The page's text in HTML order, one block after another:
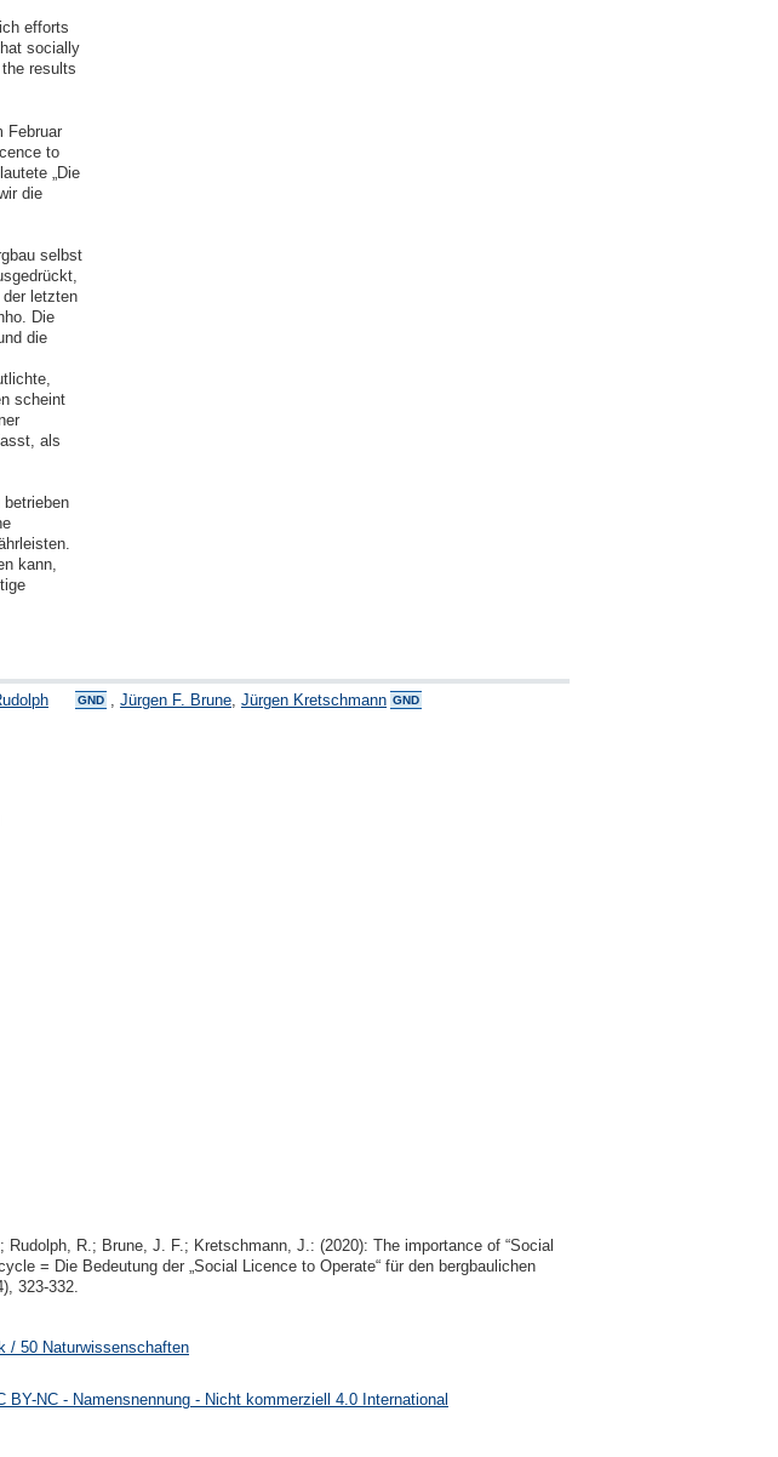
efforts
socially
results
Februar
to
„Die
die
selbst
letzten
Die
die
scheint
als
kann,
GND Jürgen F. Brune Jürgen Kretschmann GND
Rudolph, R.; Brune, J. F.; Kretschmann, J.: (2020): The importance of “Social
= Die Bedeutung der „Social Licence to Operate“ für den bergbaulichen
323-332.
/ 50 Naturwissenschaften
BY-NC - Namensnennung - Nicht kommerziell 4.0 International